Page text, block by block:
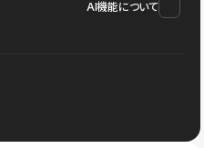
AI機能について